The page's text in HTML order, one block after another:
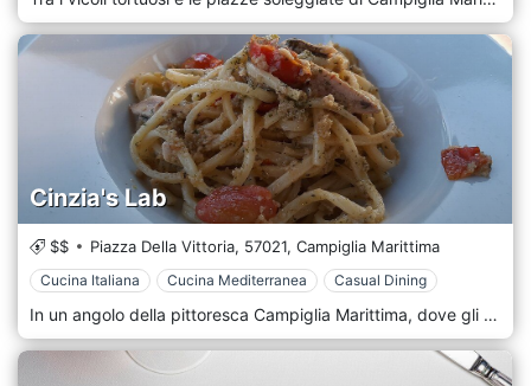
Cinzia's Lab
$$ Piazza Della Vittoria, 57021, Campiglia Marittima
Cucina Italiana Cucina Mediterranea Casual Dining
In un angolo della pittoresca Campiglia Marittima, dove gli uliveti secolari ondeggiano al ritmo delle storie toscane e i tetti di terracotta si crogiolano al sole, ti imbatterai in un'innovativa meraviglia culinaria: Cinzia's Lab. Dal nome intrigante si potrebbe dedurre che non si tratti di un ristorante tipico toscano qualsiasi. Infatti, Cinzia's Lab unisce magnificamente l'essenza di una classica cucina italiana con lo spirito sperimentale di un moderno laboratorio gastronomico. Appena entri, l'atmosfera trova un equilibrio tra tradizione e innovazione. Travi rustiche in legno e muri in pietra rendono omaggio allo spirito toscano, mentre gli arredi eleganti e l'illuminazione ambientale introducono un tocco contemporaneo. In tutto lo spazio sono evidenti gli elementi di un "laboratorio" culinario, con utensili scintillanti, ingredienti curati e viste della cucina a vista che mostrano gli chef al lavoro. Il genio dietro questo locale, Cinzia, orchestra un menu che è una sinfonia di ricette secolari e tecniche new age. Si tuffa in profondità nel manuale culinario toscano, estraendo sapori tradizionali e presentandoli con un tocco d'avanguardia. Aspettatevi piatti come "Osso Buco Decostruito" o "Sfera Tiramisù" che non solo stuzzicano il palato ma coinvolgono anche i sensi in una danza giocosa. Eppure, al centro delle offerte di Cinzia's Lab c'è un impegno costante verso i prodotti locali più freschi. Ogni ingrediente, dai pomodori baciati dal sole ai profumati tartufi, racconta una storia delle fertili terre toscane.